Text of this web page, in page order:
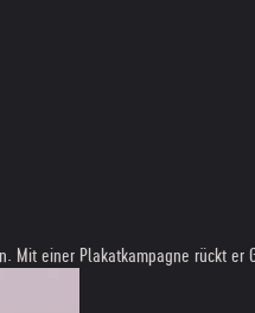
Mit einer Plakatkampagne rückt er